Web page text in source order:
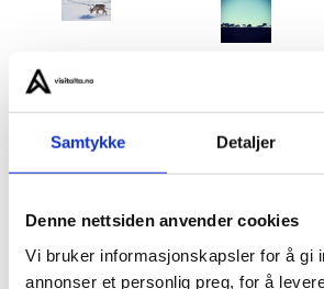
Samtykke Detaljer
Denne nettsiden anvender cookies
Vi bruker informasjonskapsler for å gi
annonser et personlig preg, for å
Vårreinsdyrkalving – samisk liv i sin
de viktigste og mest sensitive
reindriftkultur.